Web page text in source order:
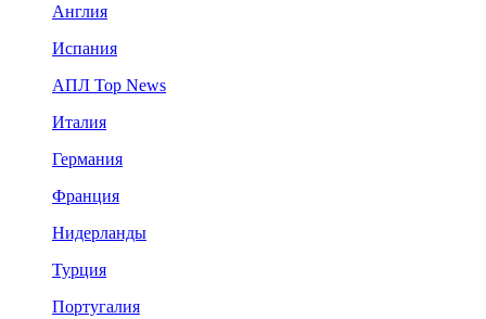
Англия
Испания
АПЛ Top News
Италия
Германия
Франция
Нидерланды
Турция
Португалия